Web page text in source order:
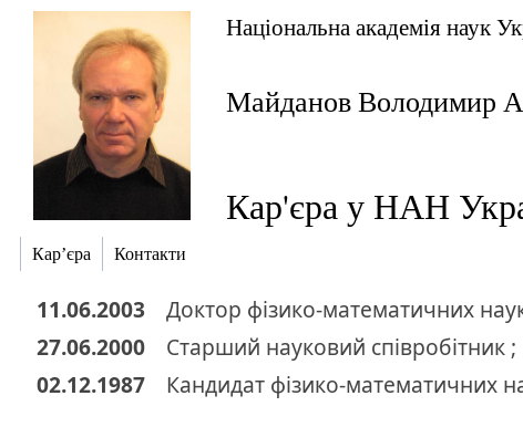
Національна академія наук
Майданов Володимир
Кар'єра у НАН
Кар’єра Контакти
11.06.2003 Доктор фізико-математичних
27.06.2000
Старший науковий співробітник ;
02.12.1987
Кандидат фізико-математичних